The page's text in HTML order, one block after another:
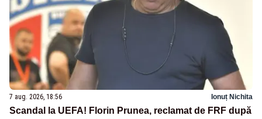
7 aug. 2026, 18:56 Ionuț Nichita
Scandal la UEFA! Florin Prunea, reclamat de FRF după